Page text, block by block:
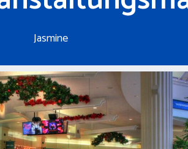
Jasmine